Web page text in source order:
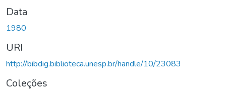
Data
1980
URI
http://bibdig.biblioteca.unesp.br/handle/10/23083
Coleções